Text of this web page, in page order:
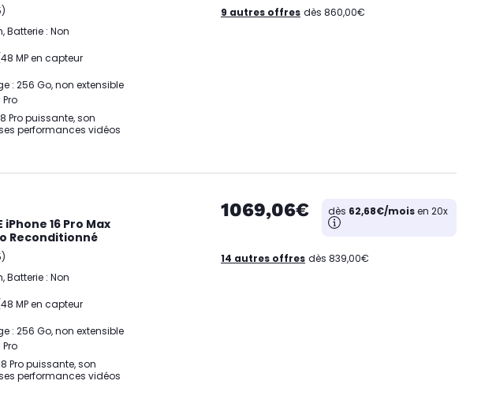
Batterie : Non
MP en capteur
: 256 Go, non extensible
Pro
Pro puissante, son
performances vidéos
9 autres offres dès 860,00€
16 Pro Max
Reconditionné
Batterie : Non
MP en capteur
: 256 Go, non extensible
Pro
Pro puissante, son
performances vidéos
1069,06€ dès 62,68€/moisen 20x
14 autres offres dès 839,00€